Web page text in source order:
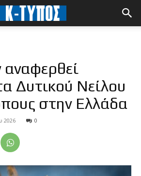
αναφερθεί
Δυτικού Νείλου
στην Ελλάδα
2026 0